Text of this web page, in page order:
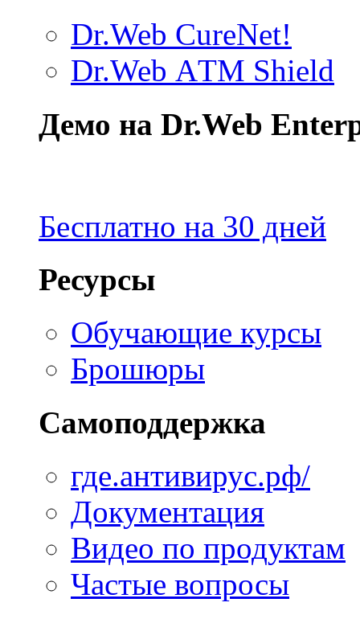
Dr.Web CureNet!
Dr.Web АTM Shield
Демо на Dr.Web
Бесплатно на 30 дней
Ресурсы
Обучающие курсы
Брошюры
Самоподдержка
где.антивирус.рф/
Документация
Видео по продуктам
Частые вопросы